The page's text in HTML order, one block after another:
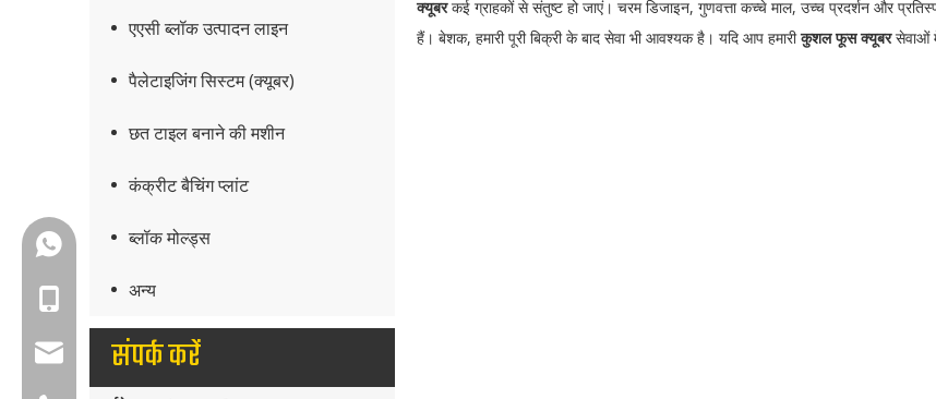
एएसी ब्लॉक उत्पादन लाइन
पैलेटाइजिंग सिस्टम (क्यूबर)
छत टाइल बनाने की मशीन
कंक्रीट बैचिंग प्लांट
ब्लॉक मोल्ड्स
अन्य
संपर्क करें
क्यूबरकई ग्राहकों से संतुष्ट हो जाएं। चरम डिजाइन, गुणवत्ता कच्चे माल, उच्च प्रदर्शन और
हैं। बेशक, हमारी पूरी बिक्री के बाद सेवा भी आवश्यक है। यदि आप हमारीकुशल फूस क्यूबरसेवाओं
+86-18150503129
+86-18150503129
group@qunfeng.com